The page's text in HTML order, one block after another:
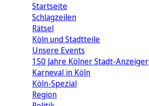
Startseite
Schlagzeilen
Rätsel
Köln und Stadtteile
Unsere Events
150 Jahre Kölner Stadt-Anzeiger
Karneval in Köln
Köln-Spezial
Region